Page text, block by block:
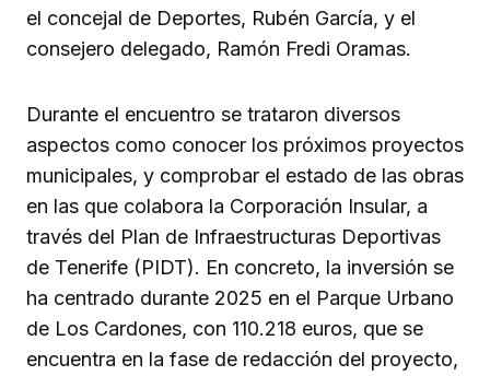
el concejal de Deportes, Rubén García, y el
consejero delegado, Ramón Fredi Oramas.
Durante el encuentro se trataron diversos
aspectos como conocer los próximos proyectos
municipales, y comprobar el estado de las obras
en las que colabora la Corporación Insular, a
través del Plan de Infraestructuras Deportivas
de Tenerife (PIDT). En concreto, la inversión se
ha centrado durante 2025 en el Parque Urbano
de Los Cardones, con 110.218 euros, que se
encuentra en la fase de redacción del proyecto,